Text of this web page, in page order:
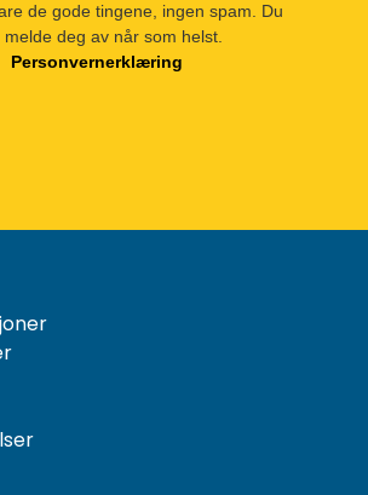
de gode tingene, ingen spam. Du
melde deg av når som helst.
Personvernerklæring